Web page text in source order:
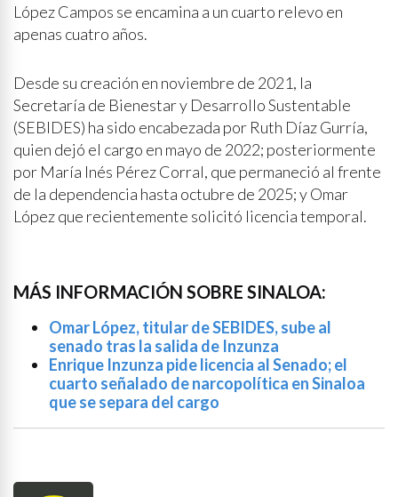
López Campos se encamina a un cuarto relevo en
apenas cuatro años.
Desde su creación en noviembre de 2021, la
Secretaría de Bienestar y Desarrollo Sustentable
(SEBIDES) ha sido encabezada por Ruth Díaz Gurría,
quien dejó el cargo en mayo de 2022; posteriormente
por María Inés Pérez Corral, que permaneció al frente
de la dependencia hasta octubre de 2025; y Omar
López que recientemente solicitó licencia temporal.
MÁS INFORMACIÓN SOBRE SINALOA:
Omar López, titular de SEBIDES, sube al
senado tras la salida de Inzunza
Enrique Inzunza pide licencia al Senado; el
cuarto señalado de narcopolítica en Sinaloa
que se separa del cargo